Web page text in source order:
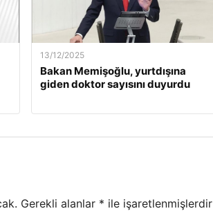
13/12/2025
Bakan Memişoğlu, yurtdışına
giden doktor sayısını duyurdu
Gerekli alanlar * ile işaretlenmişlerdir